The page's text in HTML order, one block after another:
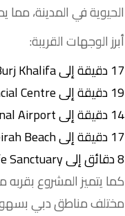
الحيوية في المدينة،
أبرز الوجهات القريبة:
17 دقيقة إلى Burj Khalifa
19 دقيقة إلى Dubai International Financial Centre
14 دقيقة إلى Dubai International Airport
17 دقيقة إلى Jumeirah Beach
8 دقائق إلى Ras Al Khor Wildlife Sanctuary
كما يتميز المشروع
مختلف مناطق دبي